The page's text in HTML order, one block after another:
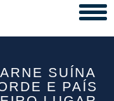
SUÍNA
E PAÍS